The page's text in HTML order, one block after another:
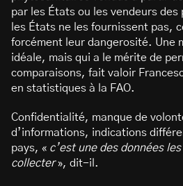
par les États ou les vendeurs des
les États ne les fournissent pas,
forcément leur dangerosité. Une
idéale, mais qui a le mérite de
comparaisons, fait valoir
en statistiques à la FAO.
Confidentialité, manque de
d’informations, indications
pays, « c’est une des données
collecter», dit-il.